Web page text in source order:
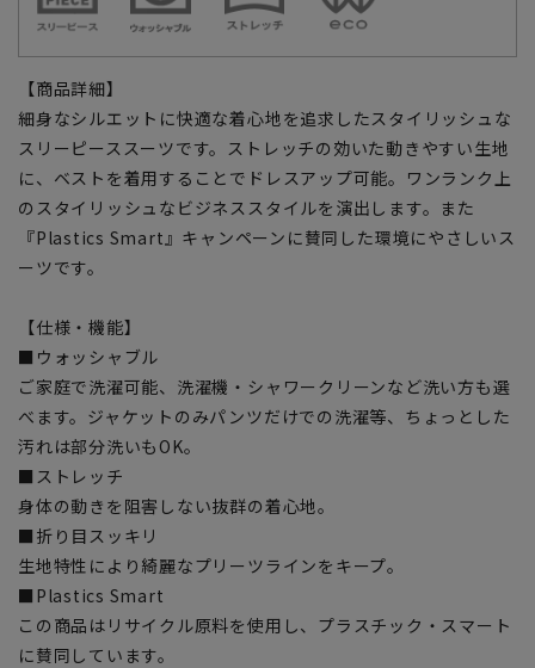
【商品詳細】
細身なシルエットに快適な着心地を追求したスタイリッシュな
スリーピーススーツです。ストレッチの効いた動きやすい生地
に、ベストを着用することでドレスアップ可能。ワンランク上
のスタイリッシュなビジネススタイルを演出します。また
『Plastics Smart』キャンペーンに賛同した環境にやさしいス
ーツです。
【仕様・機能】
■ウォッシャブル
ご家庭で洗濯可能、洗濯機・シャワークリーンなど洗い方も選
べます。ジャケットのみパンツだけでの洗濯等、ちょっとした
汚れは部分洗いもOK。
■ストレッチ
身体の動きを阻害しない抜群の着心地。
■折り目スッキリ
生地特性により綺麗なプリーツラインをキープ。
■Plastics Smart
この商品はリサイクル原料を使用し、プラスチック・スマート
に賛同しています。